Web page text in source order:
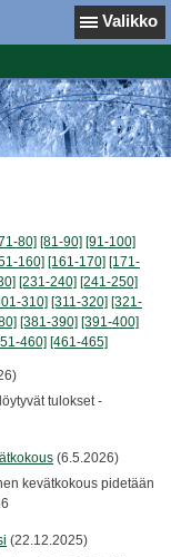
Valikko
80] [81-90] [91-100]
160] [161-170] [171-
[231-240] [241-250]
310] [311-320] [321-
[381-390] [391-400]
460] [461-465]
tulokset -
(6.5.2026)
kevätkokous pidetään
(22.12.2025)